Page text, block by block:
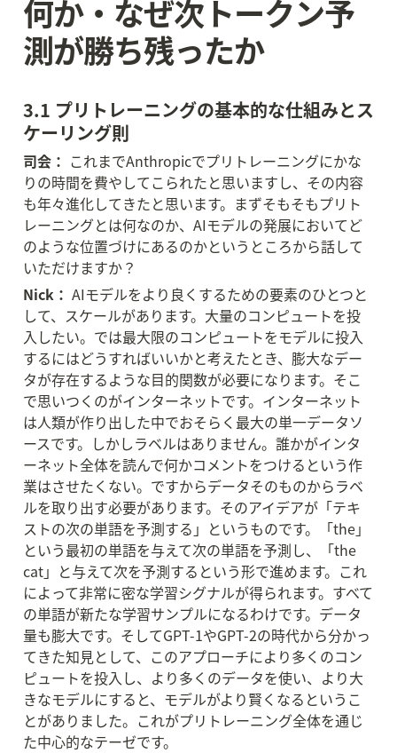
何か・なぜ次トークン予
測が勝ち残ったか
3.1 プリトレーニングの基本的な仕組みとス
ケーリング則
司会： これまでAnthropicでプリトレーニングにかな
りの時間を費やしてこられたと思いますし、その内容
も年々進化してきたと思います。まずそもそもプリト
レーニングとは何なのか、AIモデルの発展においてど
のような位置づけにあるのかというところから話して
いただけますか？
Nick： AIモデルをより良くするための要素のひとつと
して、スケールがあります。大量のコンピュートを投
入したい。では最大限のコンピュートをモデルに投入
するにはどうすればいいかと考えたとき、膨大なデー
タが存在するような目的関数が必要になります。そこ
で思いつくのがインターネットです。インターネット
は人類が作り出した中でおそらく最大の単一データソ
ースです。しかしラベルはありません。誰かがインタ
ーネット全体を読んで何かコメントをつけるという作
業はさせたくない。ですからデータそのものからラベ
ルを取り出す必要があります。そのアイデアが「テキ
ストの次の単語を予測する」というものです。「the」
という最初の単語を与えて次の単語を予測し、「the
cat」と与えて次を予測するという形で進めます。これ
によって非常に密な学習シグナルが得られます。すべて
の単語が新たな学習サンプルになるわけです。データ
量も膨大です。そしてGPT-1やGPT-2の時代から分かっ
てきた知見として、このアプローチにより多くのコン
ピュートを投入し、より多くのデータを使い、より大
きなモデルにすると、モデルがより賢くなるというこ
とがありました。これがプリトレーニング全体を通じ
た中心的なテーゼです。